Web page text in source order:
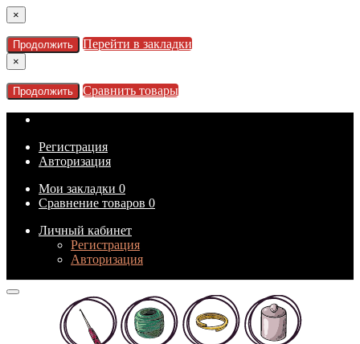
×
Продолжить Перейти в закладки
×
Продолжить Сравнить товары
Регистрация
Авторизация
Мои закладки 0
Сравнение товаров 0
Личный кабинет
Регистрация
Авторизация